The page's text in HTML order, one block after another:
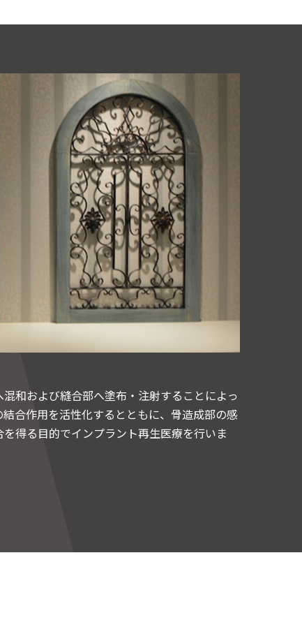
和および縫合部へ塗布・注射することによっ
合作用を活性化するとともに、骨造成部の感
得る目的でインプラント再生医療を行いま